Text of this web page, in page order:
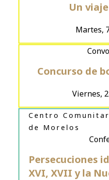
Martes,
Un
Viernes,
Concurso de
Persecuciones
XVI, XVII y la
Centro
de Morelos